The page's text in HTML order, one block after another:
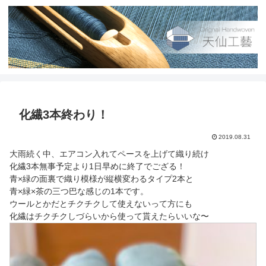
化繊3本終わり！
2019.08.31
大雨続く中、エアコン入れてペースを上げて織り続け
化繊3本無事予定より1日早めに終了でござる！
青×緑の面裏で織り模様が縦横変わるタイプ2本と
青×緑×茶の三つ巴な感じの1本です。
ウールとかだとチクチクして使えないって方にも
化繊はチクチクしづらいから使って貰えたらいいな〜